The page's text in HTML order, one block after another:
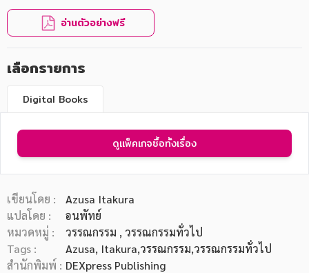
หมวดหมู่หนังสือ
อ่านตัวอย่างฟรี
เลือกรายการ
Digital Books
ดูแพ็คเกจซื้อทั้งเรื่อง
เขียนโดย :
Azusa Itakura
แปลโดย :
อนพัทย์
หมวดหมู่ :
วรรณกรรม , วรรณกรรมทั่วไป
Tags :
Azusa, Itakura,วรรณกรรม,วรรณกรรมทั่วไป
สำนักพิมพ์ : DEXpress Publishing